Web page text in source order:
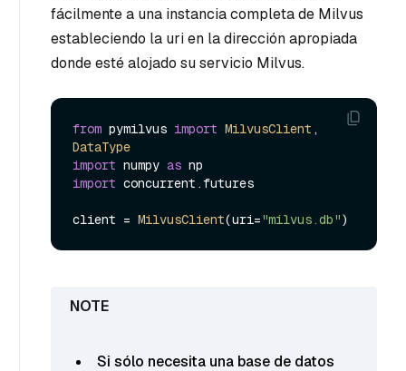
fácilmente a una instancia completa de Milvus
estableciendo la uri en la dirección apropiada
donde esté alojado su servicio Milvus.
from pymilvus import MilvusClient
DataType
import numpy as
import concurrent.futures
client = MilvusClient(uri="milvus.db"
Si sólo necesita una base de datos